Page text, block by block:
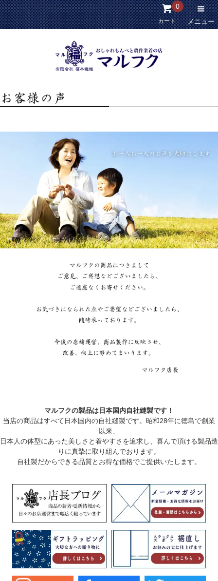
カート
0
メニュー
マルフクの製品は日本国内自社縫製です！
当店の商品はすべて日本国内の自社縫製です。昭和28年に徳島で創業
以来、
日本人の体型にあった美しさと着やすさを追求し、喜んで頂ける製品造
りに真摯に取り組んでおります。
自社製だからできる品質とお得な価格でご提供いたします。